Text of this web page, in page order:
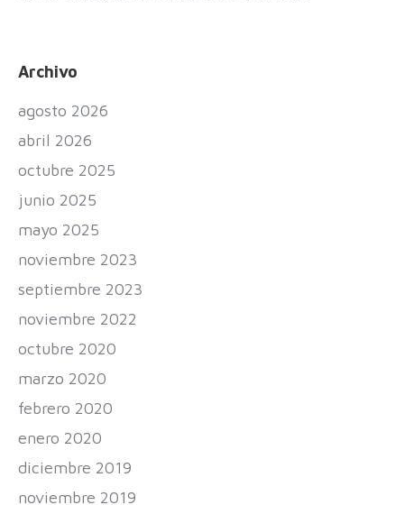
Archivo
agosto 2026
abril 2026
octubre 2025
junio 2025
mayo 2025
noviembre 2023
septiembre 2023
noviembre 2022
octubre 2020
marzo 2020
febrero 2020
enero 2020
diciembre 2019
noviembre 2019